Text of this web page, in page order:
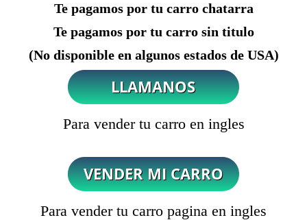
Te pagamos por tu carro chatarra
Te pagamos por tu carro sin titulo
(No disponible en algunos estados de USA)
Para vender tu carro en ingles
Para vender tu carro pagina en ingles